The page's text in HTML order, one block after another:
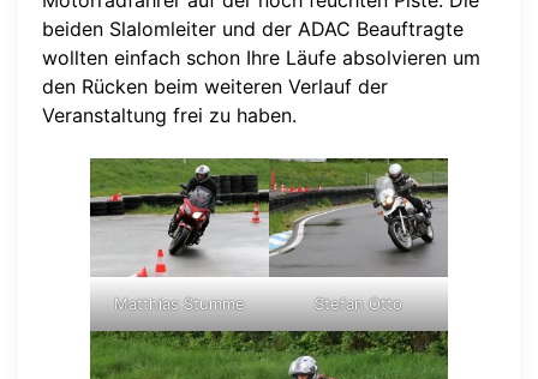
beiden Slalomleiter und der ADAC Beauftragte
wollten einfach schon Ihre Läufe absolvieren um
den Rücken beim weiteren Verlauf der
Veranstaltung frei zu haben.
Matthias Stumme Stefan Otto